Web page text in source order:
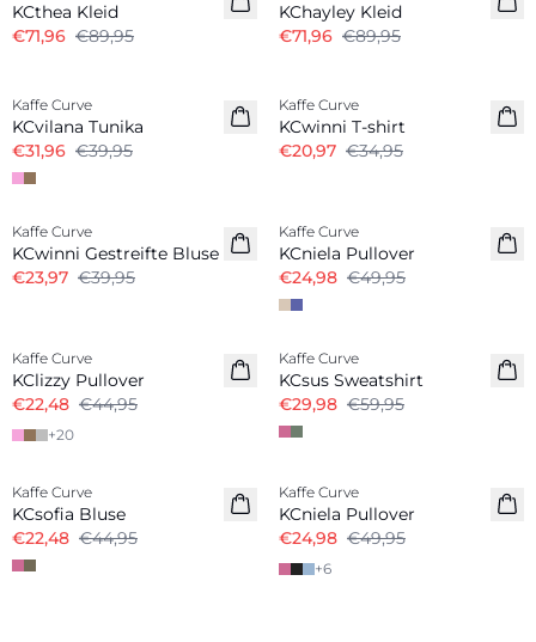
KCthea Kleid
€71,96 €89,95
KChayley Kleid
€71,96 €89,95
Kaffe Curve
KCvilana Tunika
€31,96 €39,95
Kaffe Curve
KCwinni T-shirt
€20,97 €34,95
-40%
Kaffe Curve
KCwinni Gestreifte Bluse
€23,97 €39,95
Kaffe Curve
KCniela Pullover
€24,98 €49,95
Kaffe Curve
KClizzy Pullover
€22,48 €44,95
+20
-50%
Kaffe Curve
KCsus Sweatshirt
€29,98 €59,95
Kaffe Curve
KCsofia Bluse
€22,48 €44,95
Kaffe Curve
KCniela Pullover
€24,98 €49,95
+6